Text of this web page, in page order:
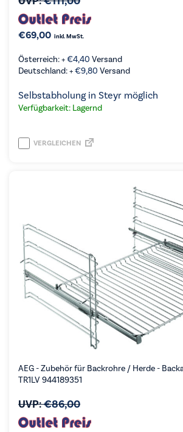
€69,00 inkl. MwSt.
Österreich: +€4,40 Versand
Deutschland: +€9,80 Versand
Selbstabholung in Steyr möglich
Verfügbarkeit: Lagernd
VERGLEICHEN
AEG - Zubehör für Backrohre / Herde -
TR1LV 944189351
UVP:€86,00